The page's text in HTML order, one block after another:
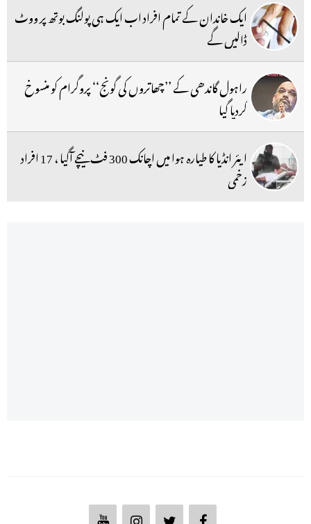
ایک خاندان کے تمام افراد اب ایک ہی پولنگ بوتھ پر ووٹ
ڈالیں گے
راہول گاندھی کے ’’چھاتروں کی گونج‘‘ پروگرام کو منسوخ
کردیا گیا
ایئر انڈیا کا طیارہ ہوا میں اچانک 300 فٹ نیچے آگیا ، 17 افراد
زخمی